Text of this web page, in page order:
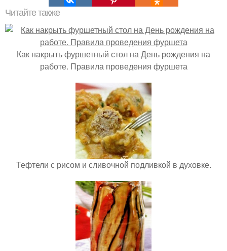
Читайте также
Как накрыть фуршетный стол на День рождения на
работе. Правила проведения фуршета
Тефтели с рисом и сливочной подливкой в духовке.